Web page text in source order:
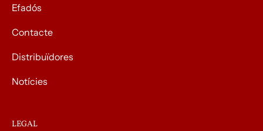
Efadós
Contacte
Distribuïdores
Notícies
LEGAL